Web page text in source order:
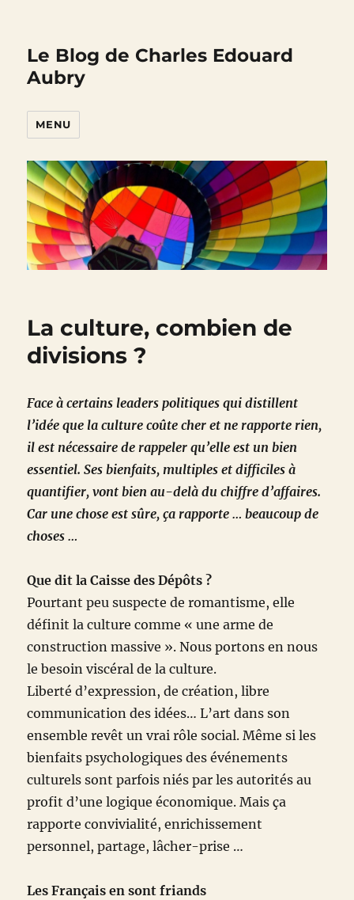
Le Blog de Charles Edouard
Aubry
MENU
La culture, combien de
divisions ?
Face à certains leaders politiques qui distillent
l’idée que la culture coûte cher et ne rapporte rien,
il est nécessaire de rappeler qu’elle est un bien
essentiel. Ses bienfaits, multiples et difficiles à
quantifier, vont bien au-delà du chiffre d’affaires.
Car une chose est sûre, ça rapporte … beaucoup de
choses …
Que dit la Caisse des Dépôts ?
Pourtant peu suspecte de romantisme, elle
définit la culture comme « une arme de
construction massive ». Nous portons en nous
le besoin viscéral de la culture.
Liberté d’expression, de création, libre
communication des idées… L’art dans son
ensemble revêt un vrai rôle social. Même si les
bienfaits psychologiques des événements
culturels sont parfois niés par les autorités au
profit d’une logique économique. Mais ça
rapporte convivialité, enrichissement
personnel, partage, lâcher-prise …
Les Français en sont friands